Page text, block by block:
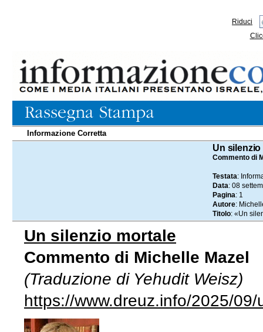
Riduci
Informazione Corretta
Un silenzio
Commento di
Testata:
Data: 08
Pagina: 1
Autore:
Titolo: «Un
Un silenzio mortale
Commento di Michelle Mazel
(Traduzione di Yehudit Weisz)
https://www.dreuz.info/2025/